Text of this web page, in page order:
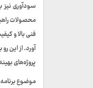
سودآوری نیز
محصولات
آورد. از این
پروژه‌های
موضوع